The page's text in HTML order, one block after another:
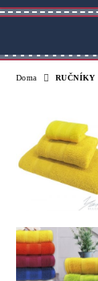
Doma RUČNÍKY